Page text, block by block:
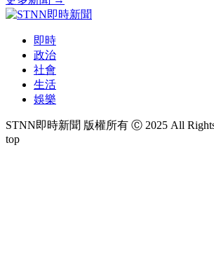
即時
政治
社會
生活
娛樂
STNN即時新聞 版權所有 Ⓒ 2025 All Rights
top